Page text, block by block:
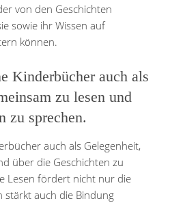
von den Geschichten
sowie ihr Wissen auf
können.
Kinderbücher auch als
zu lesen und
zu sprechen.
auch als Gelegenheit,
über die Geschichten zu
Lesen fördert nicht nur die
stärkt auch die Bindung